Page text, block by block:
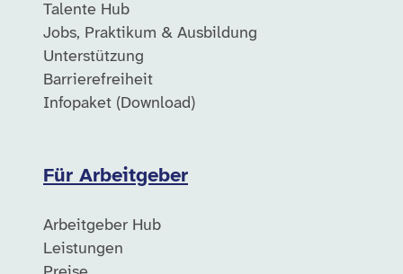
Talente Hub
Jobs, Praktikum & Ausbildung
Unterstützung
Barrierefreiheit
Infopaket (Download)
Für Arbeitgeber
Arbeitgeber Hub
Leistungen